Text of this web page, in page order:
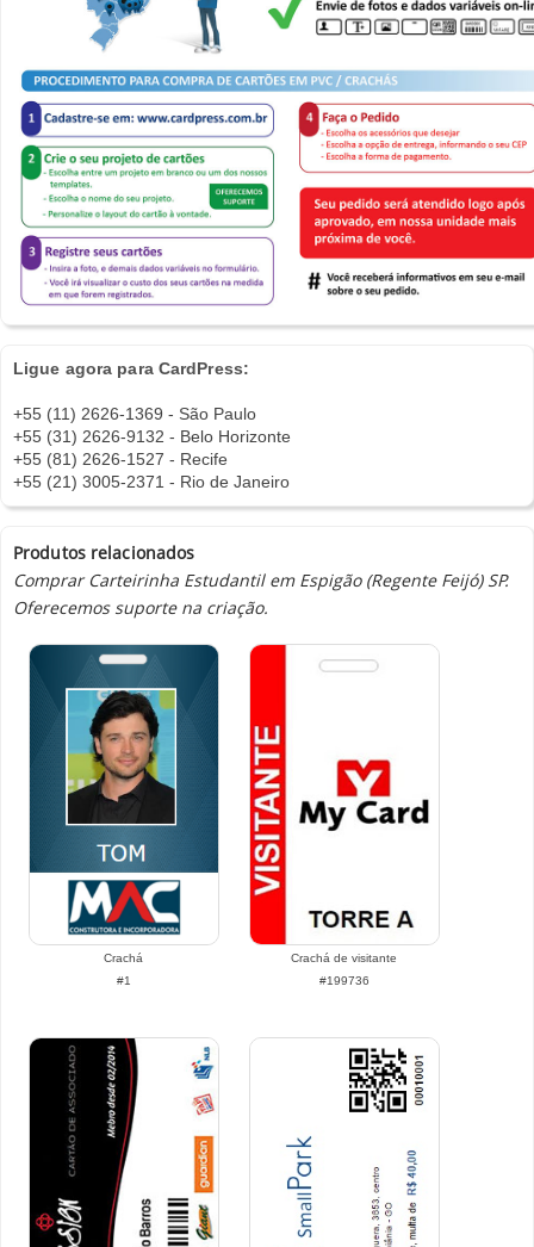
Ligue agora para CardPress:
+55 (11) 2626-1369 - São Paulo
+55 (31) 2626-9132 - Belo Horizonte
+55 (81) 2626-1527 - Recife
+55 (21) 3005-2371 - Rio de Janeiro
Produtos relacionados
Comprar Carteirinha Estudantil em Espigão (Regente Feijó) SP.
Oferecemos suporte na criação.
Crachá
#1
Crachá de visitante
#199736